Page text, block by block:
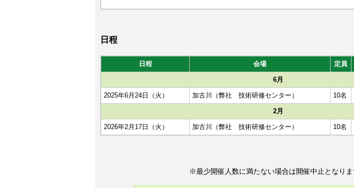
日程
日程 会場 定員
6月
2025年6月24日（火） 加古川（弊社 技術研修センター） 10名
2月
2026年2月17日（火） 加古川（弊社 技術研修センター） 10名
※最少開催人数に満たない場合は開催中止となりま